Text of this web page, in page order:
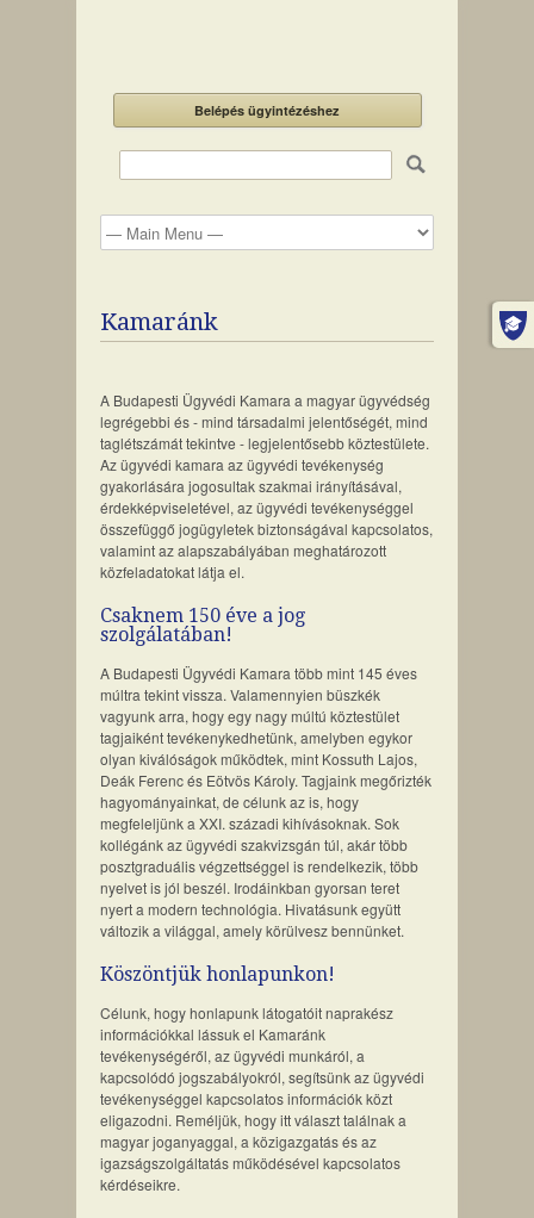
Belépés ügyintézéshez
Kamaránk
A Budapesti Ügyvédi Kamara a magyar ügyvédség
legrégebbi és - mind társadalmi jelentőségét, mind
taglétszámát tekintve - legjelentősebb köztestülete.
Az ügyvédi kamara az ügyvédi tevékenység
gyakorlására jogosultak szakmai irányításával,
érdekképviseletével, az ügyvédi tevékenységgel
összefüggő jogügyletek biztonságával kapcsolatos,
valamint az alapszabályában meghatározott
közfeladatokat látja el.
Csaknem 150 éve a jog
szolgálatában!
A Budapesti Ügyvédi Kamara több mint 145 éves
múltra tekint vissza. Valamennyien büszkék
vagyunk arra, hogy egy nagy múltú köztestület
tagjaiként tevékenykedhetünk, amelyben egykor
olyan kiválóságok működtek, mint Kossuth Lajos,
Deák Ferenc és Eötvös Károly. Tagjaink megőrizték
hagyományainkat, de célunk az is, hogy
megfeleljünk a XXI. századi kihívásoknak. Sok
kollégánk az ügyvédi szakvizsgán túl, akár több
posztgraduális végzettséggel is rendelkezik, több
nyelvet is jól beszél. Irodáinkban gyorsan teret
nyert a modern technológia. Hivatásunk együtt
változik a világgal, amely körülvesz bennünket.
Köszöntjük honlapunkon!
Célunk, hogy honlapunk látogatóit naprakész
információkkal lássuk el Kamaránk
tevékenységéről, az ügyvédi munkáról, a
kapcsolódó jogszabályokról, segítsünk az ügyvédi
tevékenységgel kapcsolatos információk közt
eligazodni. Reméljük, hogy itt választ találnak a
magyar joganyaggal, a közigazgatás és az
igazságszolgáltatás működésével kapcsolatos
kérdéseikre.